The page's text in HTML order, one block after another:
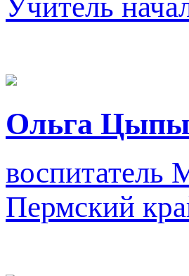
Учитель
Ольга
воспитатель
Пермский